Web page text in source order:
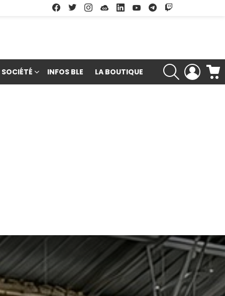
Facebook
TwitterInstagramSoundcloud
LinkedinYoutubeGoogle Play
SOCIÉTÉ INFOS BLE LA BOUTIQUE
RECHERCHE
LOGIN